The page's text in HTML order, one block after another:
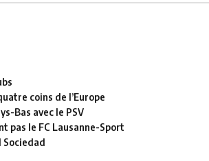
coins de l’Europe
Bas avec le PSV
pas le FC Lausanne-Sport
Sociedad